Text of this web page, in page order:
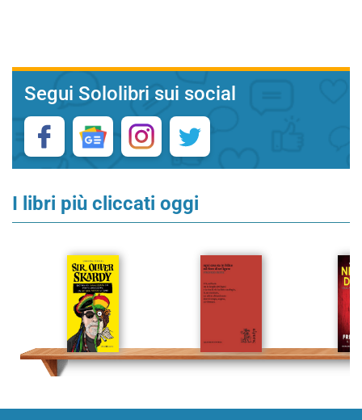
Segui Sololibri sui social
I libri più cliccati oggi